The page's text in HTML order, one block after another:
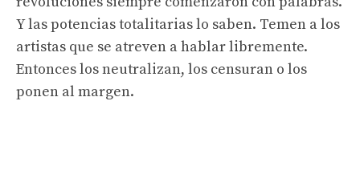
Y las potencias totalitarias lo saben. Temen a los
artistas que se atreven a hablar libremente.
Entonces los neutralizan, los censuran o los
ponen al margen.